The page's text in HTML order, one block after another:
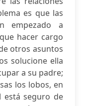
es que las
empezado a
hacer cargo
otros asuntos
solucione ella
a su padre;
los lobos, en
está seguro de